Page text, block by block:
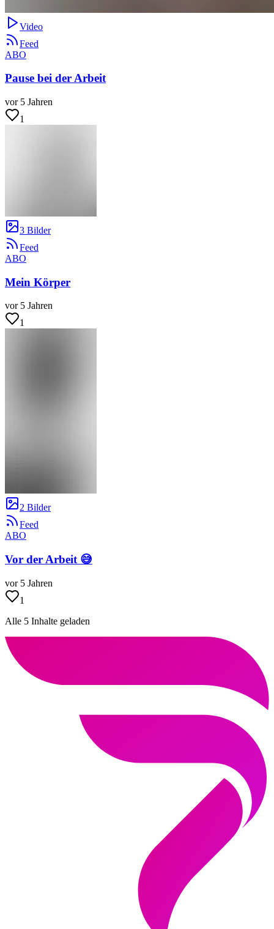
Video
Feed
ABO
Pause bei der Arbeit
vor 5 Jahren
1
3 Bilder
Feed
ABO
Mein Körper
vor 5 Jahren
1
2 Bilder
Feed
ABO
Vor der Arbeit 😅
vor 5 Jahren
1
Alle 5 Inhalte geladen